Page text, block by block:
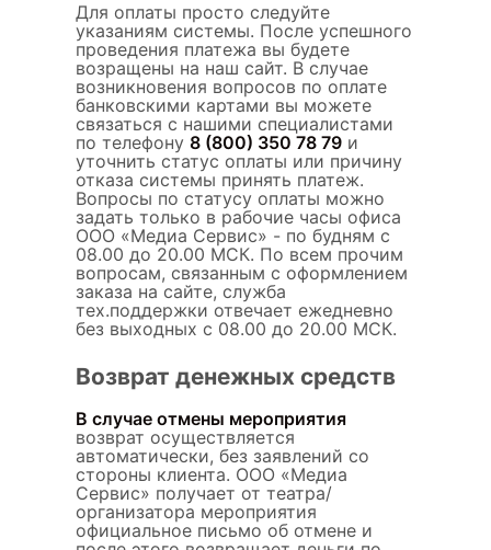
Для оплаты просто следуйте
указаниям системы. После успешного
проведения платежа вы будете
возращены на наш сайт. В случае
возникновения вопросов по оплате
банковскими картами вы можете
связаться с нашими специалистами
по телефону 8 (800) 350 78 79 и
уточнить статус оплаты или причину
отказа системы принять платеж.
Вопросы по статусу оплаты можно
задать только в рабочие часы офиса
ООО «Медиа Сервис» - по будням с
08.00 до 20.00 МСК. По всем прочим
вопросам, связанным с оформлением
заказа на сайте, служба
тех.поддержки отвечает ежедневно
без выходных с 08.00 до 20.00 МСК.
Возврат денежных средств
В случае отмены мероприятия
возврат осуществляется
автоматически, без заявлений со
стороны клиента. ООО «Медиа
Сервис» получает от театра/
организатора мероприятия
официальное письмо об отмене и